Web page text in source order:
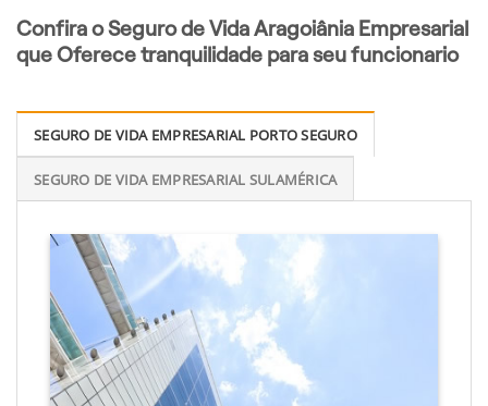
Confira o Seguro de Vida Aragoiânia Empresarial
que Oferece tranquilidade para seu funcionario
SEGURO DE VIDA EMPRESARIAL PORTO SEGURO
SEGURO DE VIDA EMPRESARIAL SULAMÉRICA